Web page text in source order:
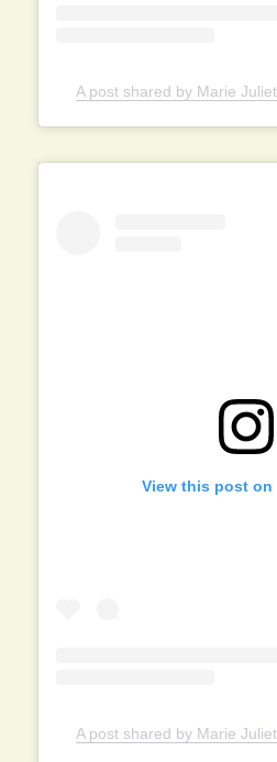
A post shared by Marie
View this post on
A post shared by Marie